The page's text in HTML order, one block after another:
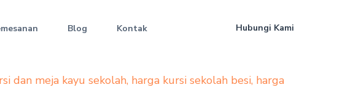
Blog Kontak Hubungi Kami
dan meja kayu sekolah, harga kursi sekolah besi, harga